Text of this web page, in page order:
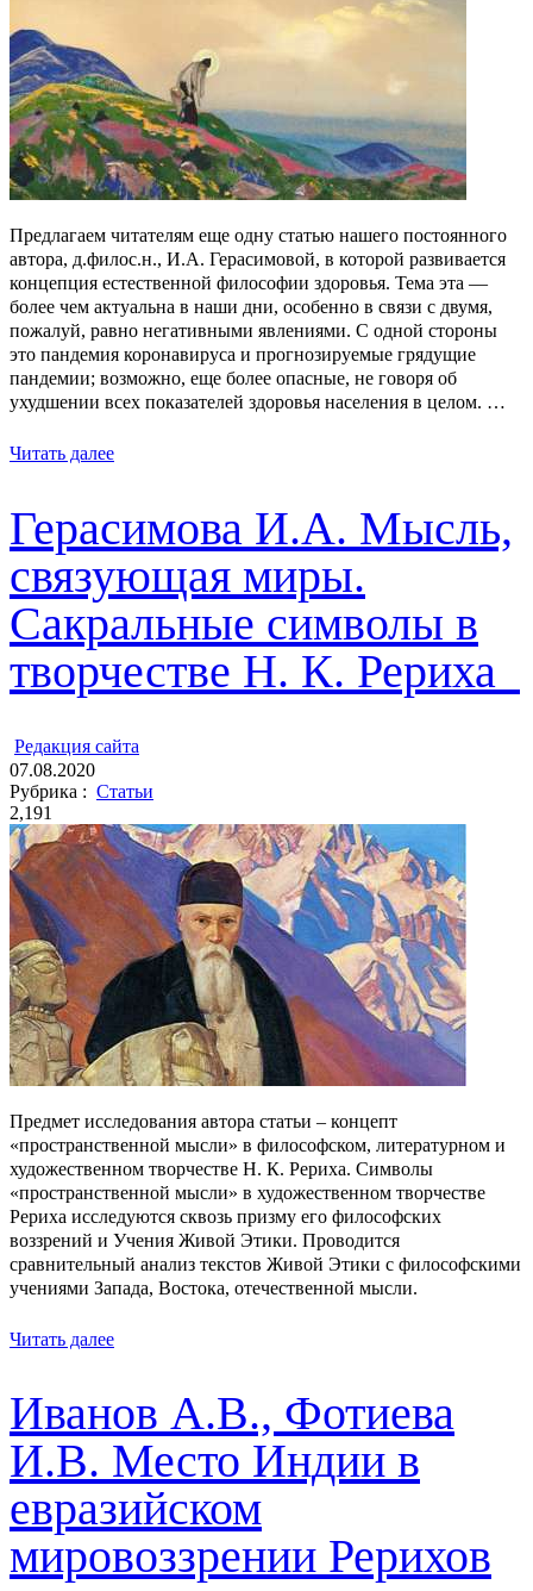
Предлагаем читателям еще одну статью нашего постоянного
автора, д.филос.н., И.А. Герасимовой, в которой развивается
концепция естественной философии здоровья. Тема эта ―
более чем актуальна в наши дни, особенно в связи с двумя,
пожалуй, равно негативными явлениями. С одной стороны
это пандемия коронавируса и прогнозируемые грядущие
пандемии; возможно, еще более опасные, не говоря об
ухудшении всех показателей здоровья населения в целом. …
Читать далее
Герасимова И.А. Мысль,
связующая миры.
Сакральные символы в
творчестве Н. К. Рериха
Редакция cайта
07.08.2020
Рубрика : Статьи
2,191
Предмет исследования автора статьи – концепт
«пространственной мысли» в философском, литературном и
художественном творчестве Н. К. Рериха. Символы
«пространственной мысли» в художественном творчестве
Рериха исследуются сквозь призму его философских
воззрений и Учения Живой Этики. Проводится
сравнительный анализ текстов Живой Этики с философскими
учениями Запада, Востока, отечественной мысли.
Читать далее
Иванов А.В., Фотиева
И.В. Место Индии в
евразийском
мировоззрении Рерихов